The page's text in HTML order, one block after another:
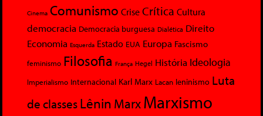
Cinema Comunismo Crise Crítica Cultura
democracia Democracia burguesa Dialética Direito
Economia Esquerda Estado EUA Europa Fascismo
feminismo Filosofia França Hegel História Ideologia
Imperialismo Internacional Karl Marx Lacan leninismo Luta
de classesLênin MarxMarxismo